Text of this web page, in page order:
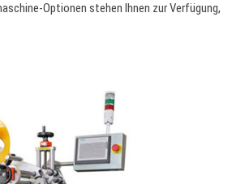
Optionen stehen Ihnen zur Verfügung,